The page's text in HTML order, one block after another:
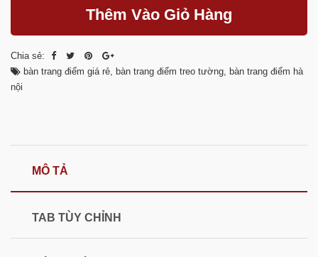
Thêm Vào Giỏ Hàng
Chia sẻ:
bàn trang điểm giá rẻ, bàn trang điểm treo tường, bàn trang điểm hà
nội
MÔ TẢ
TAB TÙY CHỈNH